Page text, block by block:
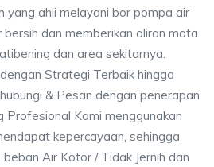
yang ahli melayani bor pompa air
dan memberikan aliran mata
dan area sekitarnya.
Strategi Terbaik hingga
& Pesan dengan penerapan
Profesional Kami menggunakan
kepercayaan, sehingga
Air Kotor / Tidak Jernih dan